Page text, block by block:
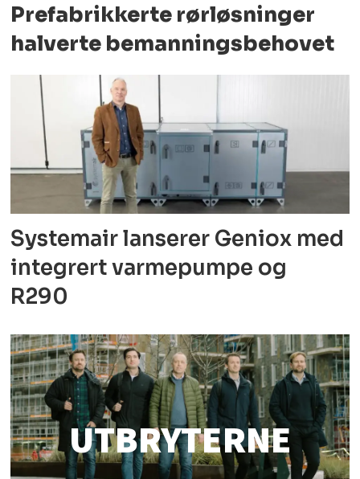
Prefabrikkerte rørløsninger
halverte bemanningsbehovet
Systemair lanserer Geniox med
integrert varmepumpe og
R290
UTBRYTERNE